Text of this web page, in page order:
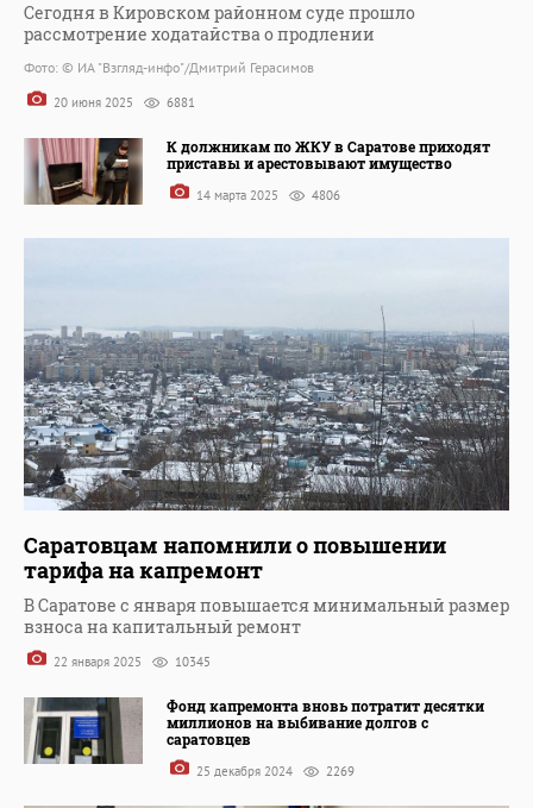
Сегодня в Кировском районном суде прошло
рассмотрение ходатайства о продлении
Фото: © ИА "Взгляд-инфо"/Дмитрий Герасимов
20 июня 2025 6881
К должникам по ЖКУ в Саратове приходят
приставы и арестовывают имущество
14 марта 2025 4806
Саратовцам напомнили о повышении
тарифа на капремонт
В Саратове с января повышается минимальный размер
взноса на капитальный ремонт
22 января 2025 10345
Фонд капремонта вновь потратит десятки
миллионов на выбивание долгов с
саратовцев
25 декабря 2024 2269